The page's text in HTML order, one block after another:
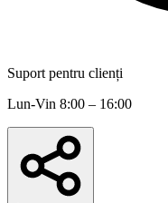
Suport pentru clienți
Lun-Vin 8:00 – 16:00